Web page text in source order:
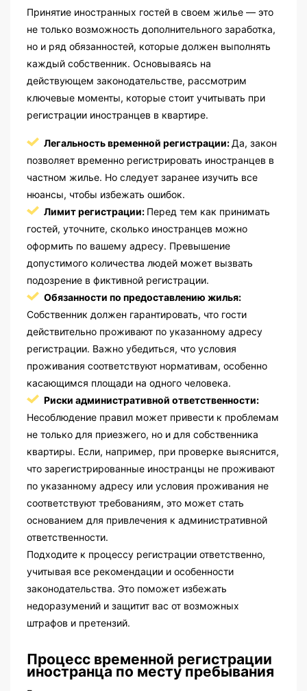
Принятие иностранных гостей в своем жилье — это
не только возможность дополнительного заработка,
но и ряд обязанностей, которые должен выполнять
каждый собственник. Основываясь на
действующем законодательстве, рассмотрим
ключевые моменты, которые стоит учитывать при
регистрации иностранцев в квартире.
Легальность временной регистрации: Да, закон
позволяет временно регистрировать иностранцев в
частном жилье. Но следует заранее изучить все
нюансы, чтобы избежать ошибок.
Лимит регистрации: Перед тем как принимать
гостей, уточните, сколько иностранцев можно
оформить по вашему адресу. Превышение
допустимого количества людей может вызвать
подозрение в фиктивной регистрации.
Обязанности по предоставлению жилья:
Собственник должен гарантировать, что гости
действительно проживают по указанному адресу
регистрации. Важно убедиться, что условия
проживания соответствуют нормативам, особенно
касающимся площади на одного человека.
Риски административной ответственности:
Несоблюдение правил может привести к проблемам
не только для приезжего, но и для собственника
квартиры. Если, например, при проверке выяснится,
что зарегистрированные иностранцы не проживают
по указанному адресу или условия проживания не
соответствуют требованиям, это может стать
основанием для привлечения к административной
ответственности.
Подходите к процессу регистрации ответственно,
учитывая все рекомендации и особенности
законодательства. Это поможет избежать
недоразумений и защитит вас от возможных
штрафов и претензий.
Процесс временной регистрации
иностранца по месту пребывания